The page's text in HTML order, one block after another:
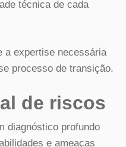
técnica de cada
a expertise necessária
processo de transição.
de riscos
diagnóstico profundo
e ameaças